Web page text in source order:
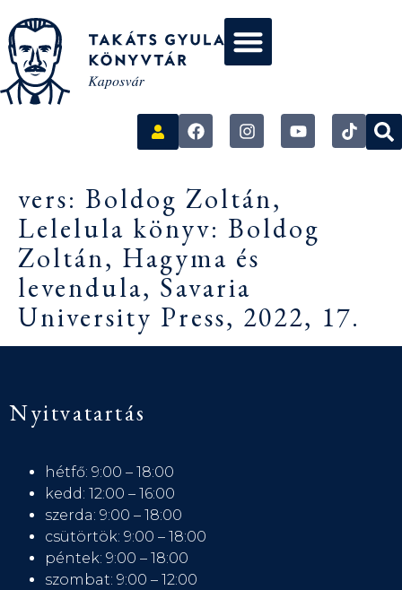
vers: Boldog Zoltán,
Lelelula könyv: Boldog
Zoltán, Hagyma és
levendula, Savaria
University Press, 2022, 17.
Nyitvatartás
hétfő: 9:00 – 18:00
kedd: 12:00 – 16:00
szerda: 9:00 – 18:00
csütörtök: 9:00 – 18:00
péntek: 9:00 – 18:00
szombat: 9:00 – 12:00